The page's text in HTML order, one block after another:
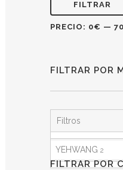
FILTRAR
PRECIO: 0€ —
FILTRAR POR
Filtros
YEHWANG 2
FILTRAR POR